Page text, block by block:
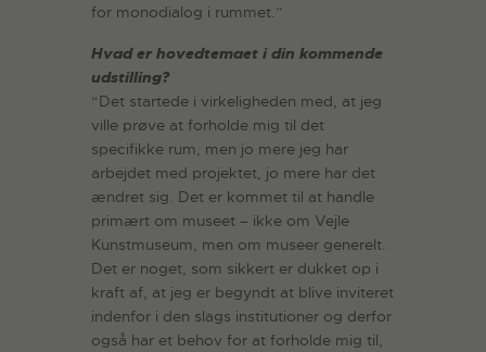
for monodialog i rummet.”
Hvad er hovedtemaet i din kommende
udstilling?
“Det startede i virkeligheden med, at jeg
ville prøve at forholde mig til det
specifikke rum, men jo mere jeg har
arbejdet med projektet, jo mere har det
ændret sig. Det er kommet til at handle
primært om museet – ikke om Vejle
Kunstmuseum, men om museer generelt.
Det er noget, som sikkert er dukket op i
kraft af, at jeg er begyndt at blive inviteret
indenfor i den slags institutioner og derfor
også har et behov for at forholde mig til,